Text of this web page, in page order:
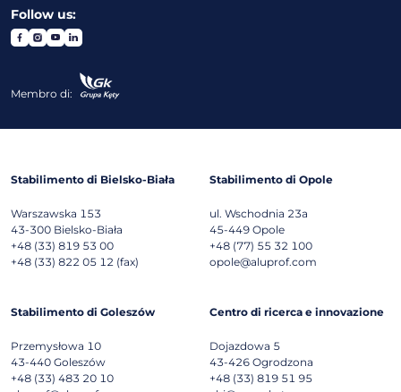
Follow us:
Membro di:
Stabilimento di Bielsko-Biała
Warszawska 153
43-300 Bielsko-Biała
+48 (33) 819 53 00
+48 (33) 822 05 12 (fax)
Stabilimento di Opole
ul. Wschodnia 23a
45-449 Opole
+48 (77) 55 32 100
opole@aluprof.com
Stabilimento di Goleszów
Przemysłowa 10
43-440 Goleszów
+48 (33) 483 20 10
Centro di ricerca e innovazione
Dojazdowa 5
43-426 Ogrodzona
+48 (33) 819 51 95